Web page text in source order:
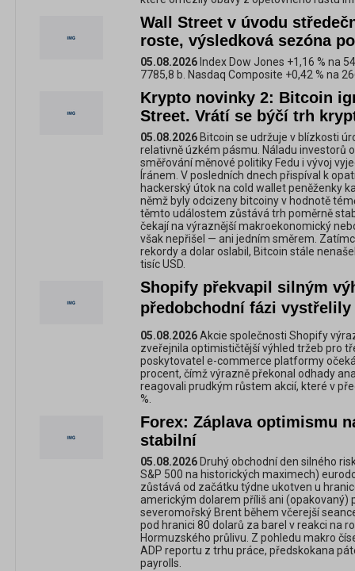
Wall Street v úvodu
roste, výsledková sezóna
05.08.2026 Index Dow Jones +1,16 % na
7785,8 b. Nasdaq Composite +0,42 % na
Krypto novinky 2: Bitcoin
Street. Vrátí se býčí trh
05.08.2026 Bitcoin se udržuje v blízkosti
relativně úzkém pásmu. Náladu investorů
směřování měnové politiky Fedu i vývoj
Íránem. V posledních dnech přispíval k
hackerský útok na cold wallet peněženky
němž byly odcizeny bitcoiny v hodnotě
těmto událostem zůstává trh poměrně
čekají na výraznější makroekonomický
však nepřišel — ani jedním směrem.
rekordy a dolar oslabil, Bitcoin stále
tisíc USD.
Shopify překvapil silným
předobchodní fázi
05.08.2026Akcie společnosti Shopify
zveřejnila optimističtější výhled tržeb pro
poskytovatel e-commerce platformy
procent, čímž výrazně překonal odhady
reagovali prudkým růstem akcií, které v
%.
Forex: Záplava optimismu
stabilní
05.08.2026 Druhý obchodní den silného
S&P 500 na historických maximech)
zůstává od začátku týdne ukotven u
americkým dolarem příliš ani (opakovaný)
severomořský Brent během včerejší
pod hranici 80 dolarů za barel v reakci na
Hormuzského průlivu. Z pohledu makro
ADP reportu z trhu práce, předskokana
payrolls.